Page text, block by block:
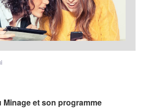
Minage et son programme